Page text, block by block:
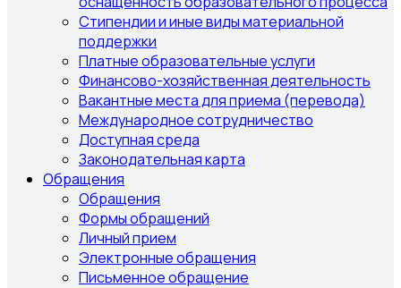
Стипендии и иные виды материальной
поддержки
Платные образовательные услуги
Финансово-хозяйственная деятельность
Вакантные места для приема (перевода)
Международное сотрудничество
Доступная среда
Законодательная карта
Обращения
Обращения
Формы обращений
Личный прием
Электронные обращения
Письменное обращение